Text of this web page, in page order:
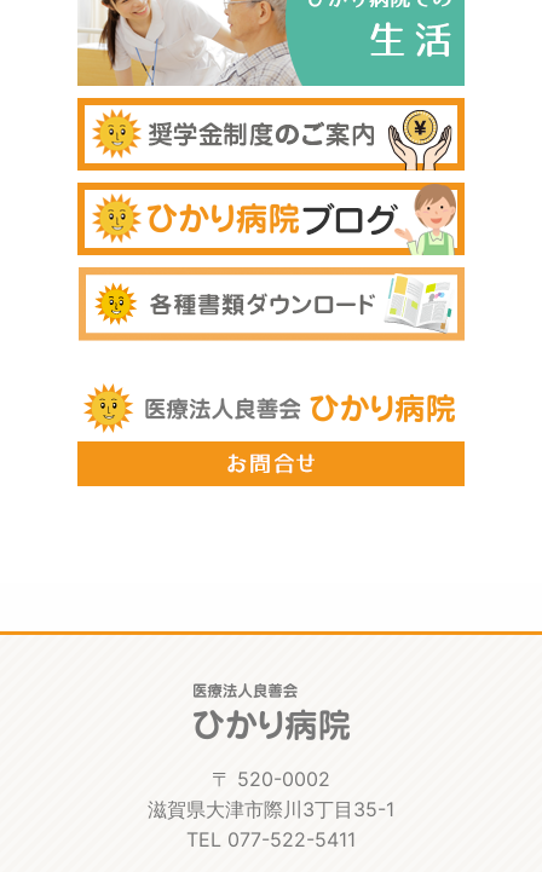
〒 520-0002
滋賀県大津市際川3丁目35-1
TEL 077-522-5411